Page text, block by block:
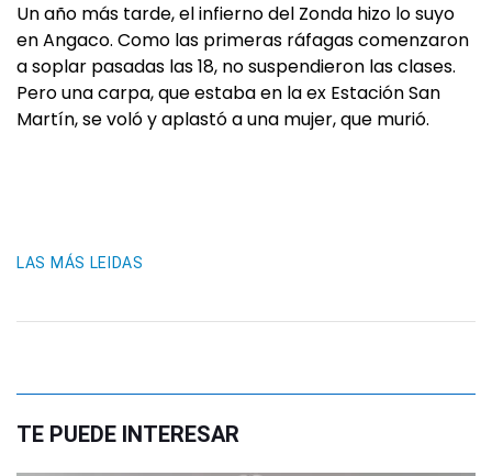
Un año más tarde, el infierno del Zonda hizo lo suyo
en Angaco. Como las primeras ráfagas comenzaron
a soplar pasadas las 18, no suspendieron las clases.
Pero una carpa, que estaba en la ex Estación San
Martín, se voló y aplastó a una mujer, que murió.
LAS MÁS LEIDAS
TE PUEDE INTERESAR